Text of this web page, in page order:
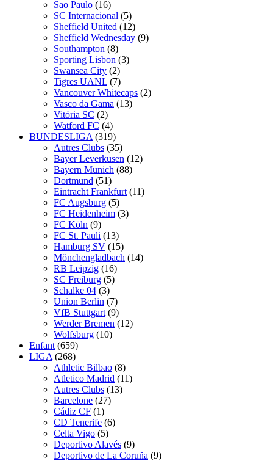
Sao Paulo (16)
SC Internacional (5)
Sheffield United (12)
Sheffield Wednesday (9)
Southampton (8)
Sporting Lisbon (3)
Swansea City (2)
Tigres UANL (7)
Vancouver Whitecaps (2)
Vasco da Gama (13)
Vitória SC (2)
Watford FC (4)
BUNDESLIGA (319)
Autres Clubs (35)
Bayer Leverkusen (12)
Bayern Munich (88)
Dortmund (51)
Eintracht Frankfurt (11)
FC Augsburg (5)
FC Heidenheim (3)
FC Köln (9)
FC St. Pauli (13)
Hamburg SV (15)
Mönchengladbach (14)
RB Leipzig (16)
SC Freiburg (5)
Schalke 04 (3)
Union Berlin (7)
VfB Stuttgart (9)
Werder Bremen (12)
Wolfsburg (10)
Enfant (659)
LIGA (268)
Athletic Bilbao (8)
Atletico Madrid (11)
Autres Clubs (13)
Barcelone (27)
Cádiz CF (1)
CD Tenerife (6)
Celta Vigo (5)
Deportivo Alavés (9)
Deportivo de La Coruña (9)